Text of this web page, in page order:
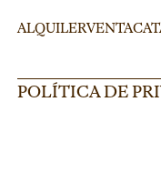
ALQUILERVENTA
POLÍTICA DE